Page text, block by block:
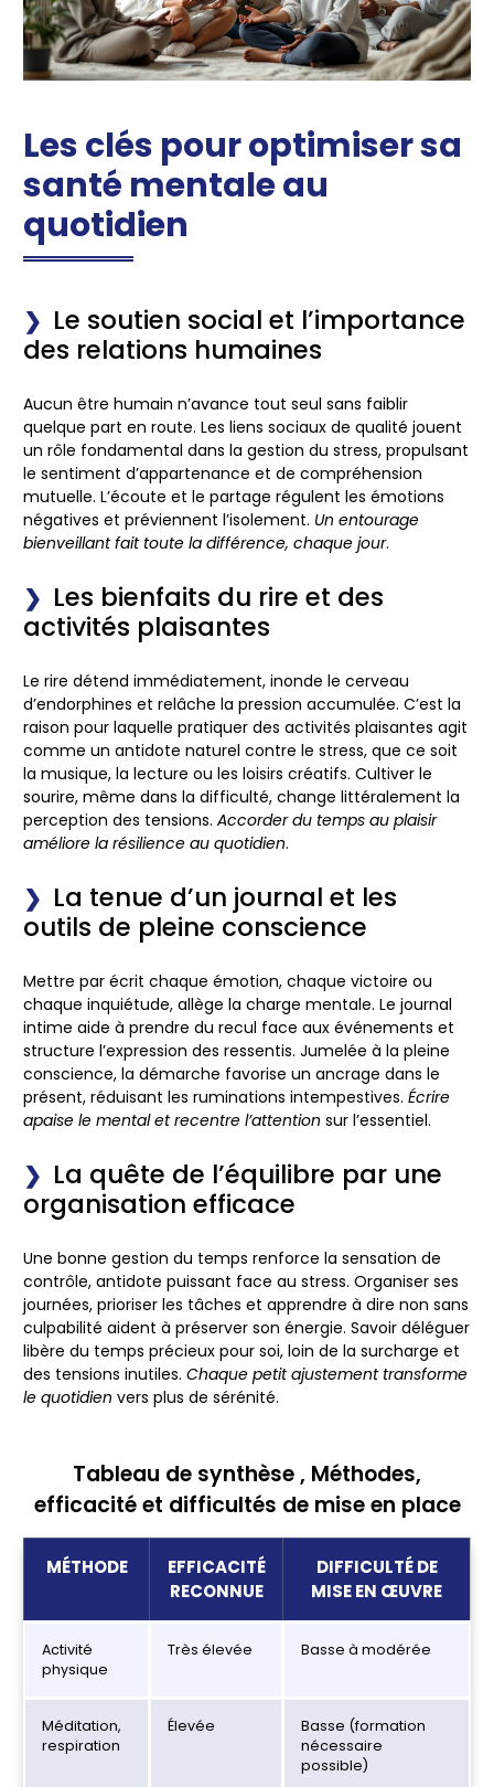
Les clés pour optimiser sa
santé mentale au
quotidien
Le soutien social et l’importance
des relations humaines
Aucun être humain n’avance tout seul sans faiblir
quelque part en route. Les liens sociaux de qualité jouent
un rôle fondamental dans la gestion du stress, propulsant
le sentiment d’appartenance et de compréhension
mutuelle. L’écoute et le partage régulent les émotions
négatives et préviennent l’isolement. Un entourage
bienveillant fait toute la différence, chaque jour.
Les bienfaits du rire et des
activités plaisantes
Le rire détend immédiatement, inonde le cerveau
d’endorphines et relâche la pression accumulée. C’est la
raison pour laquelle pratiquer des activités plaisantes agit
comme un antidote naturel contre le stress, que ce soit
la musique, la lecture ou les loisirs créatifs. Cultiver le
sourire, même dans la difficulté, change littéralement la
perception des tensions. Accorder du temps au plaisir
améliore la résilience au quotidien.
La tenue d’un journal et les
outils de pleine conscience
Mettre par écrit chaque émotion, chaque victoire ou
chaque inquiétude, allège la charge mentale. Le journal
intime aide à prendre du recul face aux événements et
structure l’expression des ressentis. Jumelée à la pleine
conscience, la démarche favorise un ancrage dans le
présent, réduisant les ruminations intempestives. Écrire
apaise le mental et recentre l’attention sur l’essentiel.
La quête de l’équilibre par une
organisation efficace
Une bonne gestion du temps renforce la sensation de
contrôle, antidote puissant face au stress. Organiser ses
journées, prioriser les tâches et apprendre à dire non sans
culpabilité aident à préserver son énergie. Savoir déléguer
libère du temps précieux pour soi, loin de la surcharge et
des tensions inutiles. Chaque petit ajustement transforme
le quotidien vers plus de sérénité.
Tableau de synthèse , Méthodes,
efficacité et difficultés de mise en place
MÉTHODE
EFFICACITÉ
RECONNUE
DIFFICULTÉ DE
MISE EN ŒUVRE
Activité
physique
Très élevée Basse à modérée
Méditation,
respiration
Élevée
Basse (formation
nécessaire
possible)